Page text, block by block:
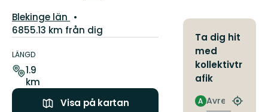
Län:
Blekinge län
6855.13 km från dig
om
leden
LÄNGD
1.9
km
Visa på kartan
Ta dig hit
med
kollektivtr
afik
Avresa
A
Hitta